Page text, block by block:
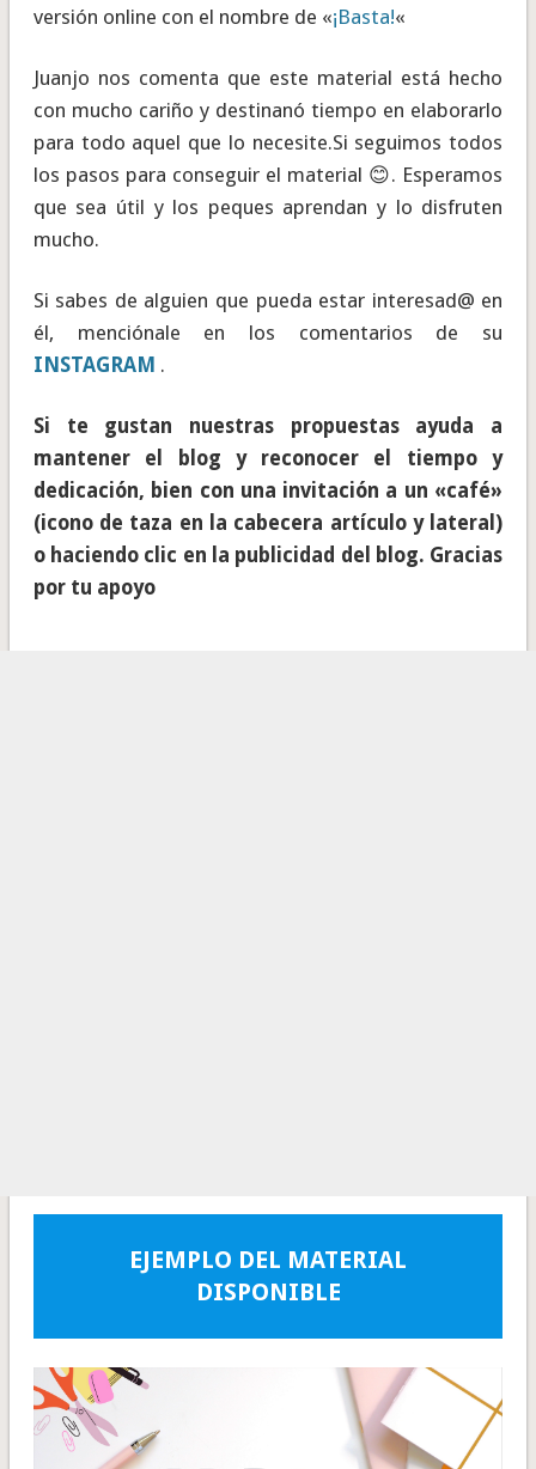
versión online con el nombre de «¡Basta!«
Juanjo nos comenta que este material está hecho
con mucho cariño y destinanó tiempo en elaborarlo
para todo aquel que lo necesite.Si seguimos todos
los pasos para conseguir el material 😊. Esperamos
que sea útil y los peques aprendan y lo disfruten
mucho.
Si sabes de alguien que pueda estar interesad@ en
él, menciónale en los comentarios de su
INSTAGRAM .
Si te gustan nuestras propuestas ayuda a
mantener el blog y reconocer el tiempo y
dedicación, bien con una invitación a un «café»
(icono de taza en la cabecera artículo y lateral)
o haciendo clic en la publicidad del blog. Gracias
por tu apoyo
EJEMPLO DEL MATERIAL
DISPONIBLE